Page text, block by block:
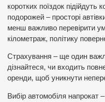
коротких поїздок підійдуть
подорожей – просторі
менш важливо перевірити
кілометраж, політику
Страхування – ще один
дізнайтеся, чи входить
оренди, щоб уникнути
Вибір автомобіля напрокат